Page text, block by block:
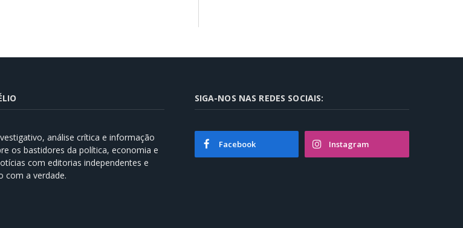
análise crítica e informação
os bastidores da política, economia e
com editorias independentes e
com a verdade.
SIGA-NOS NAS REDES SOCIAIS:
Facebook Instagram